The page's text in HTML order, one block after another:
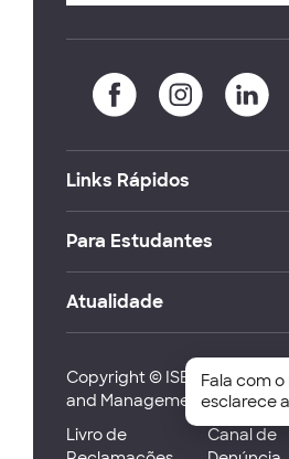
Links Rápidos
Para Estudantes
Atualidade
Copyright © ISEG Lisbon
and Management 2026
Livro de
Canal de
Fala com o
esclarece